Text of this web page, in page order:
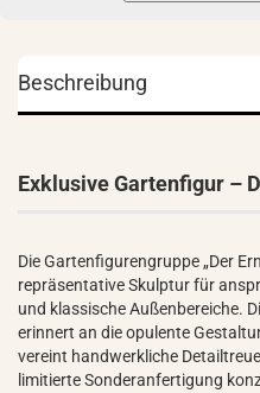
Beschreibung
Exklusive Gartenfigur –
Die Gartenfigurengruppe „Der
repräsentative Skulptur für
und klassische Außenbereiche.
erinnert an die opulente
vereint handwerkliche
limitierte Sonderanfertigung